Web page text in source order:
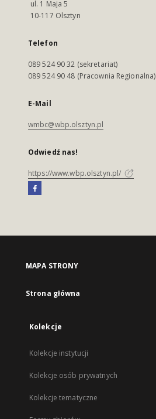
ul. 1 Maja 5
10-117 Olsztyn
Telefon
089 524 90 32 (sekretariat)
089 524 90 48 (Pracownia Regionalna)
E-Mail
wmbc@wbp.olsztyn.pl
Odwiedź nas!
https://www.wbp.olsztyn.pl/
MAPA STRONY
Strona główna
Kolekcje
Kolekcje instytucji
Kolekcje osób prywatnych
Kolekcje tematyczne